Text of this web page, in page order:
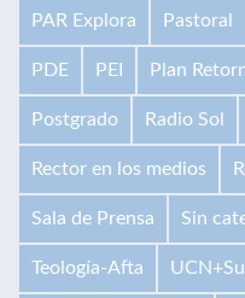
PAR Explora Pastoral
PDE PEI Plan
Postgrado Radio Sol
Rector en los medios
Sala de Prensa Sin
Teología-Afta